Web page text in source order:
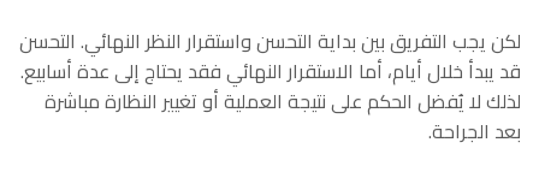
لكن يجب التفريق بين بداية التحسن واستقرار النظر النهائي. التحسن
قد يبدأ خلال أيام، أما الاستقرار النهائي فقد يحتاج إلى عدة أسابيع.
لذلك لا يُفضل الحكم على نتيجة العملية أو تغيير النظارة مباشرة
بعد الجراحة.